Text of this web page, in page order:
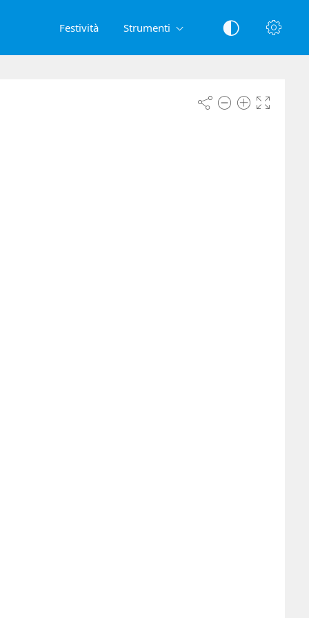
Festività Strumenti